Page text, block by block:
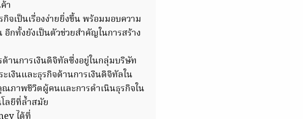
า
จเป็นเรื่องง่ายยิ่งขึ้น พร้อมมอบความ
กทั้งยังเป็นตัวช่วยสำคัญในการสร้าง
านการเงินดิจิทัลซึ่งอยู่ในกลุ่มบริษัท
เงินและธุรกิจด้านการเงินดิจิทัลใน
ณภาพชีวิตผู้คนและการดำเนินธุรกิจใน
ลยีที่ล้ำสมัย